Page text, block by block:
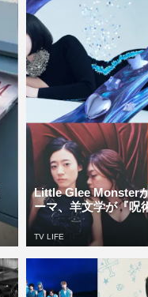
Little Glee Monster
ーマ、羊文学が『呪
TV LIFE